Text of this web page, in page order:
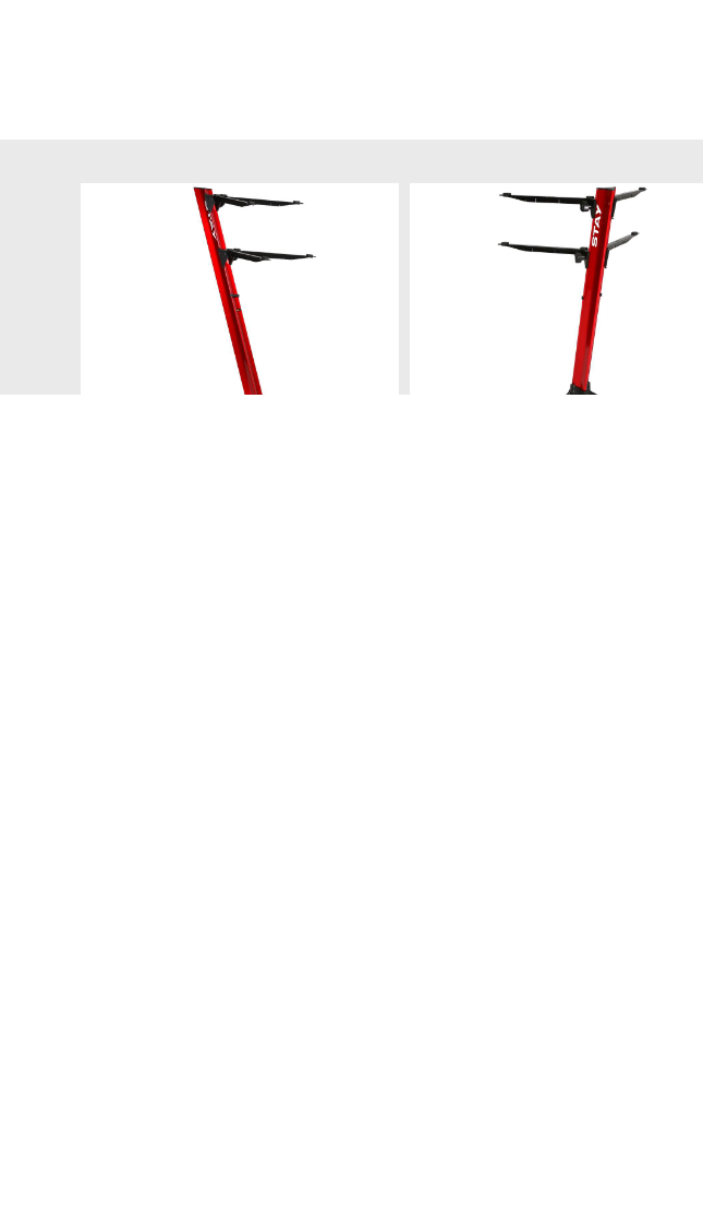
Copyright © 2024 Soundwave Distribution Srl - P.I. 04167210261 |COOKIES
proprietari. Nomi e caratteristiche sono citati solamente al fine descrittivo e